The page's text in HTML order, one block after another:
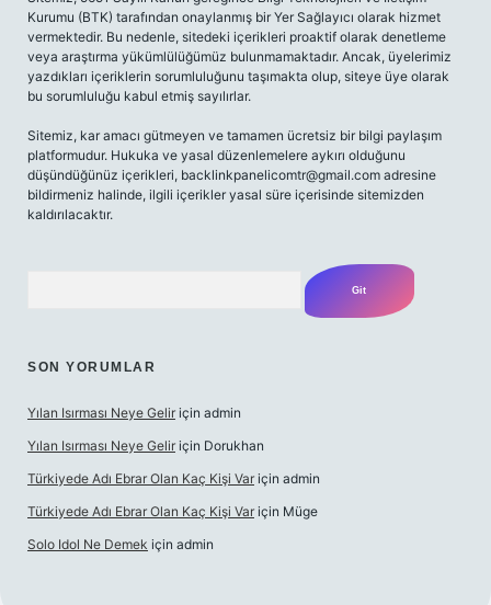
Kurumu (BTK) tarafından onaylanmış bir Yer Sağlayıcı olarak hizmet
vermektedir. Bu nedenle, sitedeki içerikleri proaktif olarak denetleme
veya araştırma yükümlülüğümüz bulunmamaktadır. Ancak, üyelerimiz
yazdıkları içeriklerin sorumluluğunu taşımakta olup, siteye üye olarak
bu sorumluluğu kabul etmiş sayılırlar.
Sitemiz, kar amacı gütmeyen ve tamamen ücretsiz bir bilgi paylaşım
platformudur. Hukuka ve yasal düzenlemelere aykırı olduğunu
düşündüğünüz içerikleri, backlinkpanelicomtr@gmail.com adresine
bildirmeniz halinde, ilgili içerikler yasal süre içerisinde sitemizden
kaldırılacaktır.
SON YORUMLAR
Yılan Isırması Neye Gelir için admin
Yılan Isırması Neye Gelir için Dorukhan
Türkiyede Adı Ebrar Olan Kaç Kişi Var için admin
Türkiyede Adı Ebrar Olan Kaç Kişi Var için Müge
Solo Idol Ne Demek için admin